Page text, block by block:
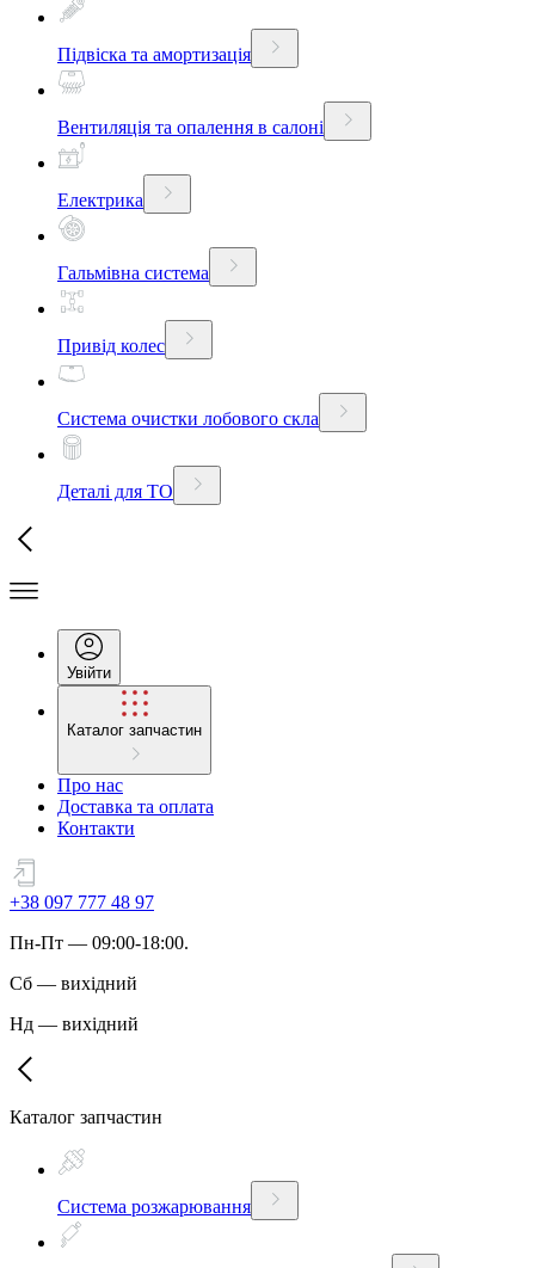
Підвіска та амортизація
Вентиляція та опалення в салоні
Електрика
Гальмівна система
Привід колес
Система очистки лобового скла
Деталі для ТО
Увійти
Каталог запчастин
Про нас
Доставка та оплата
Контакти
+38 097 777 48 97
Пн-Пт — 09:00-18:00.
Сб — вихідний
Нд — вихідний
Каталог запчастин
Система розжарювання